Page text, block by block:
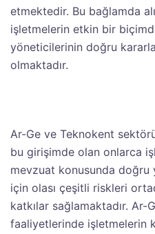
etmektedir. Bu bağlamda
işletmelerin etkin bir
yöneticilerinin doğru
olmaktadır.
Ar-Ge ve Teknokent
bu girişimde olan onlarca
mevzuat konusunda
için olası çeşitli riskleri
katkılar sağlamaktadır. Ar-
faaliyetlerinde işletmelerin